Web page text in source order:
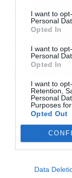
I want to
Personal
Opted In
I want to
Personal
Opted In
I want to
Retention,
Personal
Purposes
Opted Out
Data
οθόνης
το κάνει
Google
τον
επεξεργαστή
εικόνας και